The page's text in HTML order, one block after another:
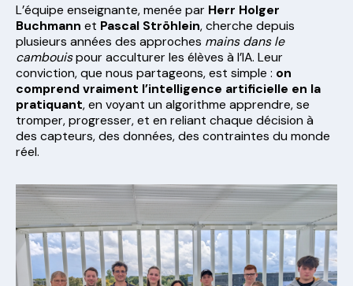
L’équipe enseignante, menée par Herr Holger
Buchmann et Pascal Ströhlein, cherche depuis
plusieurs années des approches mains dans le
cambouispour acculturer les élèves à l’IA. Leur
conviction, que nous partageons, est simple : on
comprend vraiment l’intelligence artificielle en la
pratiquant, en voyant un algorithme apprendre, se
tromper, progresser, et en reliant chaque décision à
des capteurs, des données, des contraintes du monde
réel.